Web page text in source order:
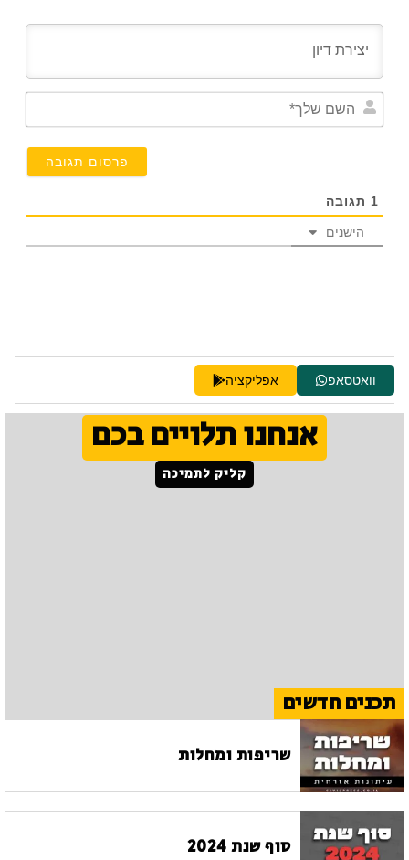
1 תגובה
הישנים
וואטסאפ אפליקציה
אנחנו תלויים בכם
קליק לתמיכה
תכנים חדשים
שריפות ומחלות
סוף שנת 2024